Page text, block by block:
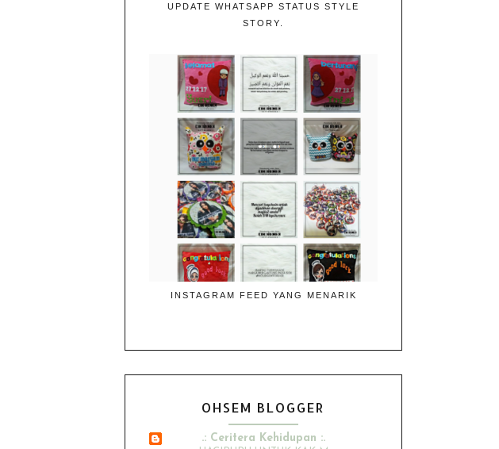
UPDATE WHATSAPP STATUS STYLE
STORY.
INSTAGRAM FEED YANG MENARIK
OHSEM BLOGGER
.: Ceritera Kehidupan :.